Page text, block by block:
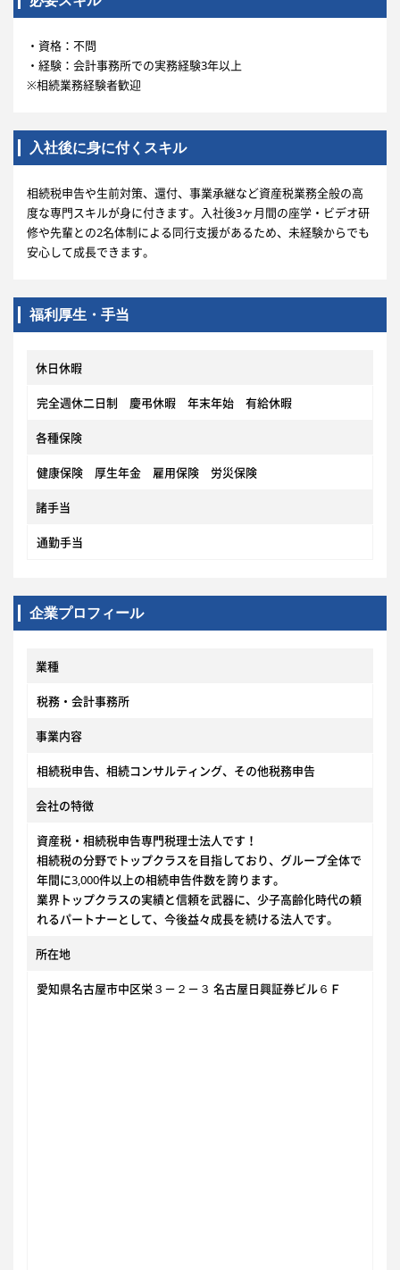
・資格：不問
・経験：会計事務所での実務経験3年以上
※相続業務経験者歓迎
入社後に身に付くスキル
相続税申告や生前対策、還付、事業承継など資産税業務全般の高
度な専門スキルが身に付きます。入社後3ヶ月間の座学・ビデオ研
修や先輩との2名体制による同行支援があるため、未経験からでも
安心して成長できます。
福利厚生・手当
休日休暇
完全週休二日制 慶弔休暇 年末年始 有給休暇
各種保険
健康保険 厚生年金 雇用保険 労災保険
諸手当
通勤手当
企業プロフィール
業種
税務・会計事務所
事業内容
相続税申告、相続コンサルティング、その他税務申告
会社の特徴
資産税・相続税申告専門税理士法人です！
相続税の分野でトップクラスを目指しており、グループ全体で
年間に3,000件以上の相続申告件数を誇ります。
業界トップクラスの実績と信頼を武器に、少子高齢化時代の頼
れるパートナーとして、今後益々成長を続ける法人です。
所在地
愛知県名古屋市中区栄３－２－３ 名古屋日興証券ビル６Ｆ